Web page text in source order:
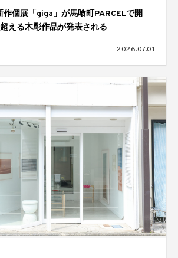
作個展「giga」が馬喰町PARCELで開
える木彫作品が発表される
2026.07.01